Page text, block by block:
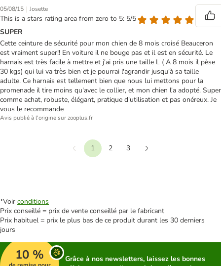
05/08/15 | Josette
This is a stars rating area from zero to 5: 5/5
SUPER
Cette ceinture de sécurité pour mon chien de 8 mois croisé Beauceron
est vraiment super!! En voiture il ne bouge pas et il est en sécurité. Le
harnais est très facile à mettre et j'ai pris une taille L ( A 8 mois il pèse
30 kgs) qui lui va très bien et je pourrai l'agrandir jusqu'à sa taille
adulte. Ce harnais est tellement bien que nous lui mettons pour la
promenade il tire moins qu'avec le collier, et mon chien l'a adopté. Super
comme achat, robuste, élégant, pratique d'utilisation et pas onéreux. Je
vous le recommande
Avis publié à l'origine sur zooplus.fr
Précédent
1 2
3
*Voir conditions
Prix conseillé = prix de vente conseillé par le fabricant
Prix habituel = prix le plus bas de ce produit durant les 30 derniers
jours
10 %
Grâce à nos newsletters, laissez les bonnes